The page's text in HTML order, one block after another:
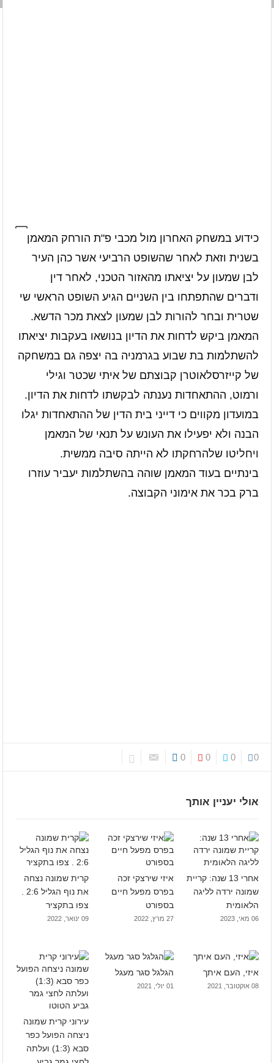
כידוע במשחק האחרון מול מכבי פ"ת הורחק המאמן
בשנית וזאת לאחר שהשופט הרביעי אשר כהן העיר
לבן שמעון על יציאתו מהאזור הטכני, לאחר דין
ודברים שהתפתחו בין השניים הגיע השופט הראשי שי
שטרית ובחר להורות לבן שמעון לצאת מכר הדשא.
המאמן ביקש לדחות את הדיון בנושאו בעקבות יציאתו
להשתלמות בת שבוע בגרמניה בה יצפה גם במשחקה
של קייזרסלאוטרן קבוצתם של איתי שכטר וגילי
ורמוט, ההתאחדות נענתה לבקשתו לדחות את הדיון.
במועדון מקווים כי דייני בית הדין של ההתאחדות יגלו
הבנה ולא יפעילו את העונש על תנאי של המאמן
ויחליטו שלהרחקתו לא הייתה סיבה ממשית.
בינתיים בעוד המאמן שוהה בהשתלמות יעביר עוזרו
ברק בכר את אימוני הקבוצה.
0
0
0
0
אולי יעניין אותך
אחרי 13 שנה: קריית
שמונה ירדה לליגה
הלאומית
06 מאי, 2023
איזי שירצקי זכה
בפרס מפעל חיים
בספורט
27 מרץ, 2022
קרית שמונה נצחה
את נוף הגליל 2:6 .
צפו בתקציר
09 ינואר, 2022
איזי, העם איתך
08 אוקטובר, 2021
הגלגל סגר מעגל
01 יולי, 2021
עירוני קרית שמונה
ניצחה הפועל כפר
סבא (1:3) ועלתה